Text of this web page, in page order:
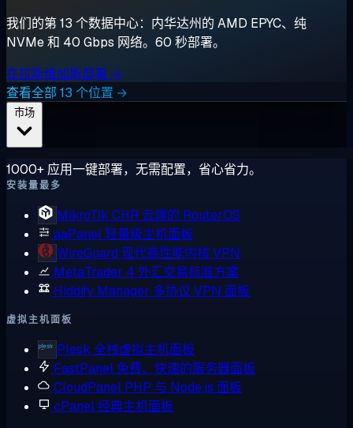
我们的第 13 个数据中心：内华达州的 AMD EPYC、纯
NVMe 和 40 Gbps 网络。60 秒部署。
在拉斯维加斯部署 →
查看全部 13 个位置 →
1000+ 应用一键部署，无需配置，省心省力。
安装量最多
MikroTik CHR 云端的 RouterOS
aaPanel轻量级主机面板
WireGuard 现代高性能内核 VPN
MetaTrader 4 外汇交易标准方案
Hiddify Manager 多协议 VPN 面板
虚拟主机面板
Plesk 全栈虚拟主机面板
FastPanel 免费、快速的服务器面板
CloudPanel PHP 与 Node.js 面板
cPanel经典主机面板